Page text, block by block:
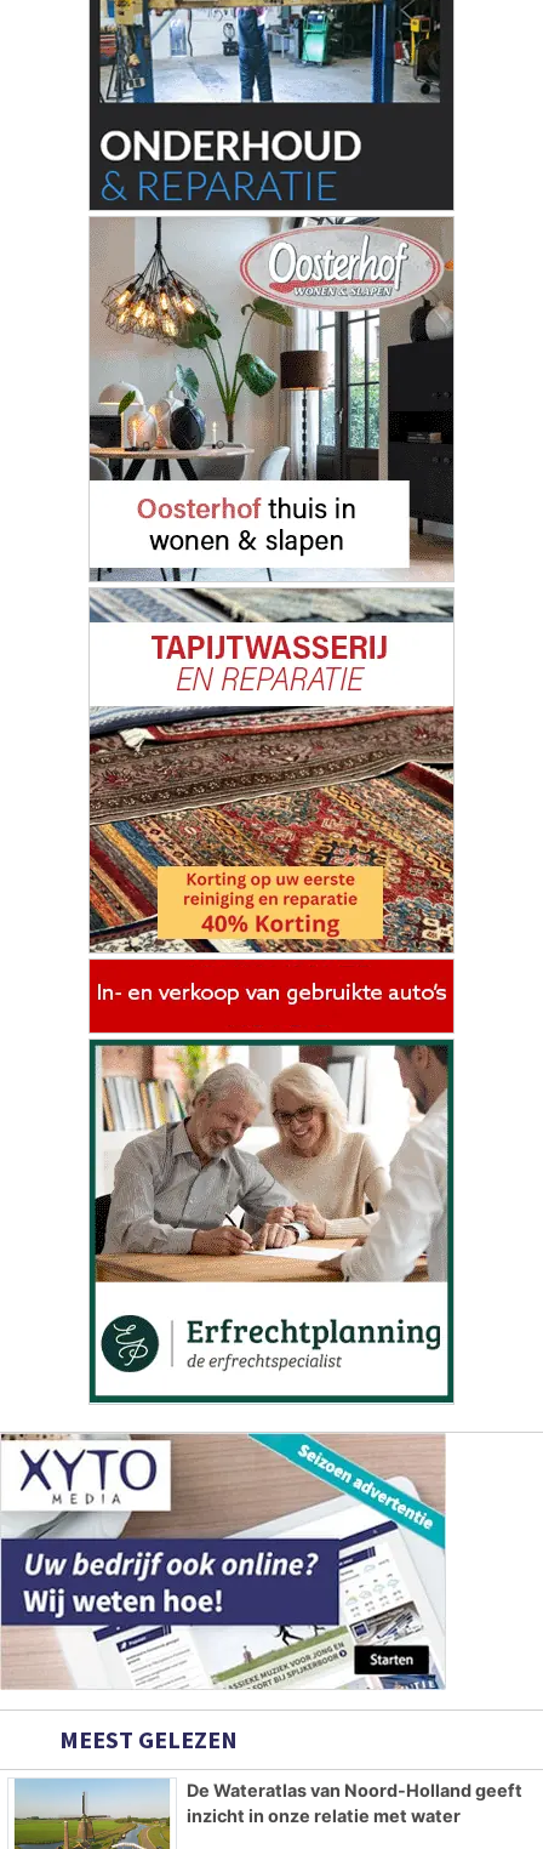
MEEST GELEZEN
De Wateratlas van Noord-Holland geeft
inzicht in onze relatie met water